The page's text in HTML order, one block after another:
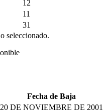
12
11
31
seleccionado.
Fecha de Baja
20 DE NOVIEMBRE DE 2001